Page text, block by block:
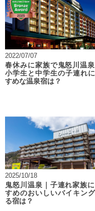
2022/07/07
春休みに家族で鬼怒川温泉
小学生と中学生の子連れ
すめな温泉宿は？
2025/10/18
鬼怒川温泉｜子連れ家族
すめのおいしいバイキン
る宿は？